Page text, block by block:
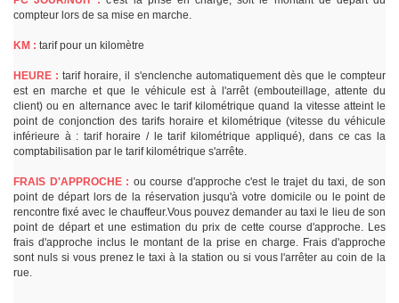
compteur lors de sa mise en marche.
KM : tarif pour un kilomètre
HEURE : tarif horaire, il s'enclenche automatiquement dès que le compteur
est en marche et que le véhicule est à l'arrêt (embouteillage, attente du
client) ou en alternance avec le tarif kilométrique quand la vitesse atteint le
point de conjonction des tarifs horaire et kilométrique (vitesse du véhicule
inférieure à : tarif horaire / le tarif kilométrique appliqué), dans ce cas la
comptabilisation par le tarif kilométrique s'arrête.
FRAIS D'APPROCHE : ou course d'approche c'est le trajet du taxi, de son
point de départ lors de la réservation jusqu'à votre domicile ou le point de
rencontre fixé avec le chauffeur.Vous pouvez demander au taxi le lieu de son
point de départ et une estimation du prix de cette course d'approche. Les
frais d'approche inclus le montant de la prise en charge. Frais d'approche
sont nuls si vous prenez le taxi à la station ou si vous l'arrêter au coin de la
rue.